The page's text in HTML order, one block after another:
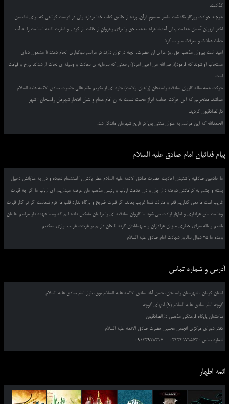
گذاشت.
هرچند حوادث روزگار نگذاشت مفسّر معصومِ قرآن, پرده از حقایق کتاب خدا بردارد ولی در فرصت کوتاهی که برای ششمین
اختر فرزوان آسمان هدایت پیش آمد,شاهراه مذهب حق را برای رهروانِ از خلقت باز کرد , و فطرت تشنه انسانیت را به آب
حیات عبادت و معرفت سیرآب کرد.
امید است پیروان مذهب حق روز عزای آن حضرت, آنچه در توان دارند در مراسم سوگواری انجام دهند تا مشمول دعای
مستجاب او شوند که فرمود((رحم الله من احیی امرنا)) رحمتی که سرمایه ی سعادت و وسیله ی نجات از شدائد برزخ و قیامت
است.
حرکت همه ساله کاروان صادقیه رفسنجان (راهیان ولایت) جلوه ای از تکریم مقام عالی حضرت صادق الائمه علیه السلام
میباشد. مفتخریم که این حرکت حماسه ابراز محبت نسبت به آن امام همام و نشان افتخار شهرمان رفسنجان ؛ شهر
دارالصادقیون گردید.
الحمدالله که این مراسم به عنوان سنتی پویا در تاریخ شهرمان ماندگار شد.
پیام فدائیان امام صادق علیه السلام
ما خادمین صادقیه با شنیدن احادیث حضرت صادق الائمه علیه السلام عطر یادش را استشمام نموده و دل به عنایاتش دخیل
بسته و چشم به کراماتش دوخته ؛ از جان و دل خدمت ارباب و رئیس مذهب مان عرضه میداریم، ای ارباب ما اگر چه قبرت
غریب است ما نمی گذاریم قدر و منزلت شما غریب بماند. اگر قبرت ضریح و بارگاه ندارد قلب ما حرم شماست اگر در کنار قبرت
وهابیت مانع عزاداری و اظهار ارادت می شود ما کاروان صادقیه ای را برایتان تشکیل داده ایم که رسما عهده دار مراسم هایتان
باشیم و ناله سرای جعفری میزبان عزاداران و میهمانانتان گردد تا جان داریم بر غربتت غریب نوازی میکنیم...
وعده ما 25 شوال سالروز شهادت امام صادق علیه السلام
آدرس و شماره تماس
استان کرمان ، شهرستان رفسنجان، حسن آباد صادق الائمه علیه السلام نوق، بلوار امام صادق علیه السلام
کوچه امام صادق علیه السلام (9) انتهای کوچه
ساختمان پایگاه فرهنگی مذهبی دارالصادقیون
دفتر شورای مرکزی انجمن محبین حضرت صادق الائمه علیه السلام
شماره تماس : 03434171563 – 09133928317
ائمه اطهار